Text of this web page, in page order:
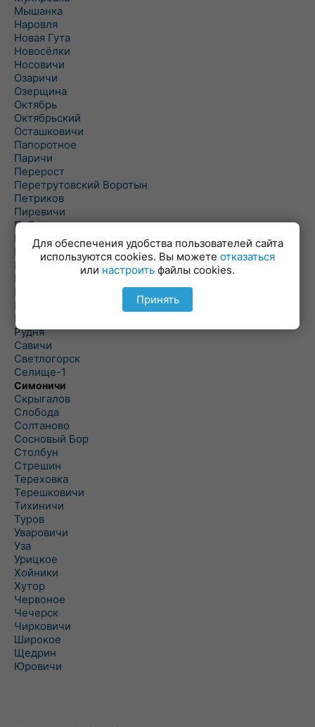
Мышанка
Наровля
Новая Гута
Новосёлки
Носовичи
Озаричи
Озерщина
Октябрь
Октябрьский
Осташковичи
Папоротное
Паричи
Перерост
Перетрутовский Воротын
Петриков
Пиревичи
Поболово
Поколюбичи
Полесье
Птичь
Речица
Ровенская Слобода
Рогачев
Рогинь
Рудня
Савичи
Светлогорск
Селище-1
Симоничи
Скрыгалов
Слобода
Солтаново
Сосновый Бор
Столбун
Стрешин
Тереховка
Терешковичи
Тихиничи
Туров
Уваровичи
Уза
Урицкое
Хойники
Хутор
Червоное
Чечерск
Чирковичи
Широкое
Щедрин
Юровичи
Для обеспечения удобства пользователей сайта
используются cookies. Вы можете отказаться
или настроить файлы cookies.
Принять